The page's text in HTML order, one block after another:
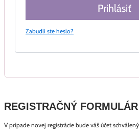
Prihlásiť
Zabudli ste heslo?
REGISTRAČNÝ FORMULÁR
V prípade novej registrácie bude váš účet